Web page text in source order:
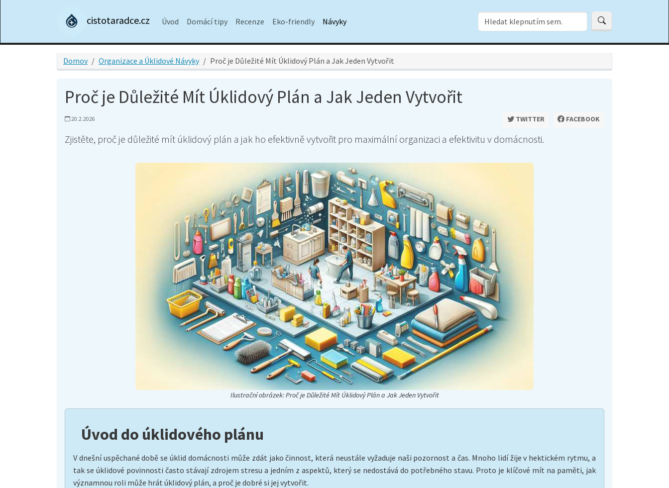
cistotaradce.cz Úvod Domácí tipy Recenze Eko-friendly Návyky
Domov Organizace a Úklidové Návyky Proč je Důležité Mít Úklidový Plán a Jak Jeden Vytvořit
Proč je Důležité Mít Úklidový Plán a Jak Jeden Vytvořit
20.2.2026 TWITTER FACEBOOK
Zjistěte, proč je důležité mít úklidový plán a jak ho efektivně vytvořit pro maximální organizaci a efektivitu v domácnosti.
Ilustrační obrázek: Proč je Důležité Mít Úklidový Plán a Jak Jeden Vytvořit
Úvod do úklidového plánu
V dnešní uspěchané době se úklid domácnosti může zdát jako činnost, která neustále vyžaduje naši pozornost a čas. Mnoho lidí žije v hektickém rytmu, a
tak se úklidové povinnosti často stávají zdrojem stresu a jedním z aspektů, který se nedostává do potřebného stavu. Proto je klíčové mít na paměti, jak
významnou roli může hrát úklidový plán, a proč je dobré si jej vytvořit.